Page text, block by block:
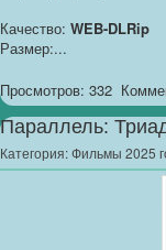
Качество: WEB-DLRip
Размер:...
Просмотров: 332
Параллель:
Категория:Фильмы 2025